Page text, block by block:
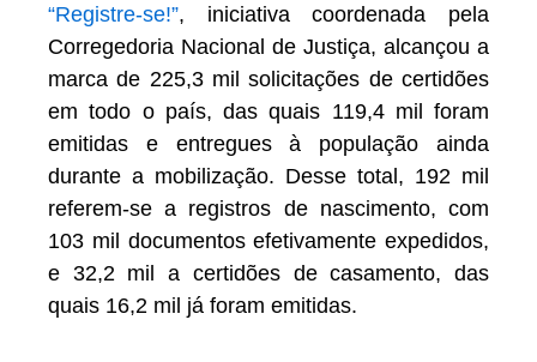
“Registre-se!”, iniciativa coordenada pela
Corregedoria Nacional de Justiça, alcançou a
marca de 225,3 mil solicitações de certidões
em todo o país, das quais 119,4 mil foram
emitidas e entregues à população ainda
durante a mobilização. Desse total, 192 mil
referem-se a registros de nascimento, com
103 mil documentos efetivamente expedidos,
e 32,2 mil a certidões de casamento, das
quais 16,2 mil já foram emitidas.